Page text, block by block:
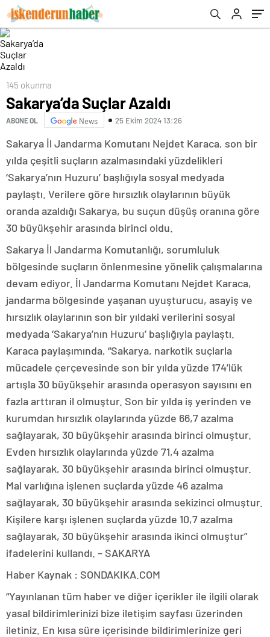
145 okunma
Sakarya’da Suçlar Azaldı
ABONE OL News 25 Ekim 2024 13:26
Sakarya İl Jandarma Komutanı Nejdet Karaca, son bir
yılda çeşitli suçların azalmasındaki yüzdelikleri
‘Sakarya’nın Huzuru’ başlığıyla sosyal medyada
paylaştı. Verilere göre hırsızlık olaylarının büyük
oranda azaldığı Sakarya, bu suçun düşüş oranına göre
30 büyükşehir arasında birinci oldu.
Sakarya İl Jandarma Komutanlığı, sorumluluk
bölgesinde suçların önlenmesine yönelik çalışmalarına
devam ediyor. İl Jandarma Komutanı Nejdet Karaca,
jandarma bölgesinde yaşanan uyuşturucu, asayiş ve
hırsızlık olaylarının son bir yıldaki verilerini sosyal
medyada ‘Sakarya’nın Huzuru’ başlığıyla paylaştı.
Karaca paylaşımında, “Sakarya, narkotik suçlarla
mücadele çerçevesinde son bir yılda yüzde 174’lük
artışla 30 büyükşehir arasında operasyon sayısını en
fazla arttıran il olmuştur. Son bir yılda iş yerinden ve
kurumdan hırsızlık olaylarında yüzde 66,7 azalma
sağlayarak, 30 büyükşehir arasında birinci olmuştur.
Evden hırsızlık olaylarında yüzde 71,4 azalma
sağlayarak, 30 büyükşehir arasında birinci olmuştur.
Mal varlığına işlenen suçlarda yüzde 46 azalma
sağlayarak, 30 büyükşehir arasında sekizinci olmuştur.
Kişilere karşı işlenen suçlarda yüzde 10,7 azalma
sağlayarak, 30 büyükşehir arasında ikinci olmuştur”
ifadelerini kullandı. – SAKARYA
Haber Kaynak : SONDAKIKA.COM
“Yayınlanan tüm haber ve diğer içerikler ile ilgili olarak
yasal bildirimlerinizi bize iletişim sayfası üzerinden
iletiniz. En kısa süre içerisinde bildirimlerinize geri